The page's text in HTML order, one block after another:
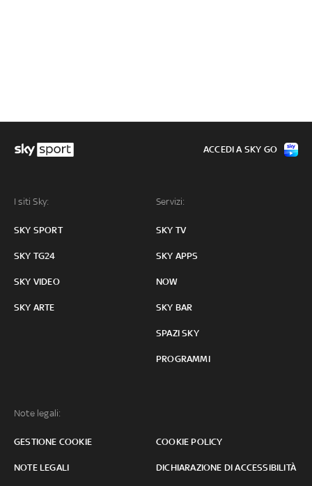
I siti Sky:
SKY SPORT
SKY TG24
SKY VIDEO
SKY ARTE
Servizi:
SKY TV
SKY APPS
NOW
SKY BAR
SPAZI SKY
PROGRAMMI
Note legali:
GESTIONE COOKIE COOKIE POLICY
NOTE LEGALI DICHIARAZIONE DI ACCESSIBILITÀ
ACCEDI A SKY GO